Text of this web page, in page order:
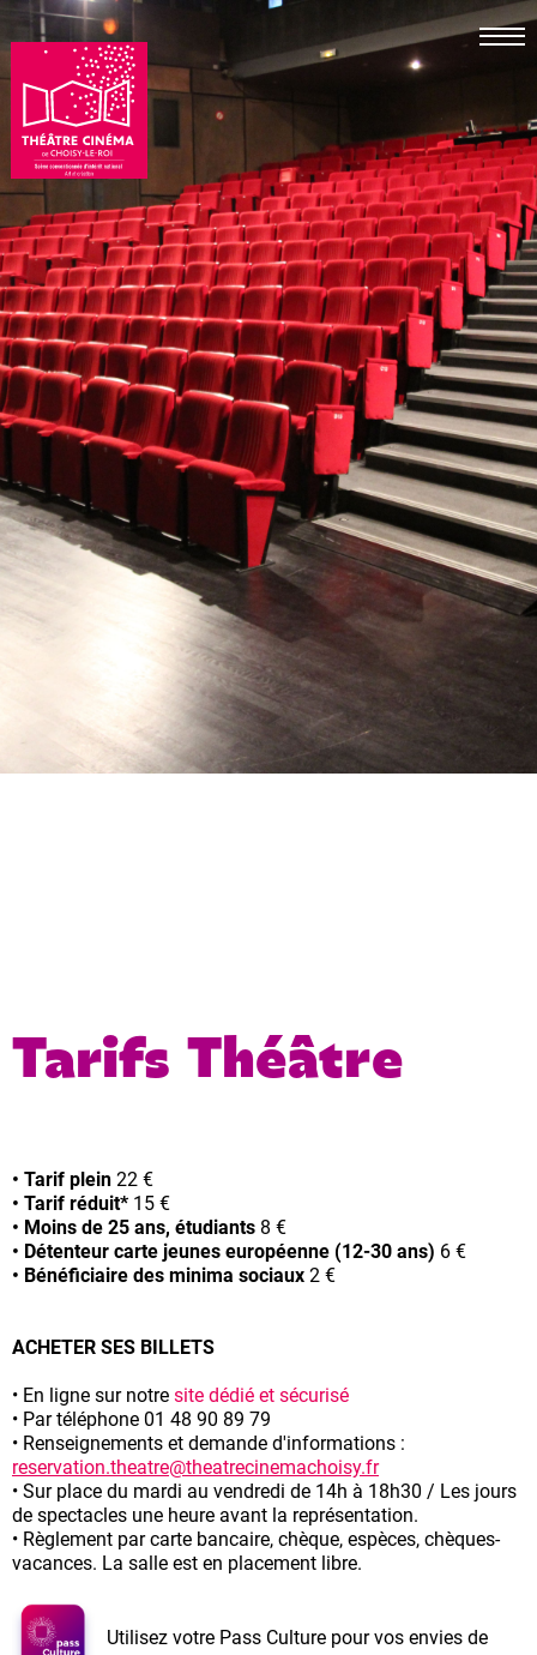
Tarifs Théâtre
• Tarif plein 22 €
• Tarif réduit* 15 €
• Moins de 25 ans, étudiants 8 €
• Détenteur carte jeunes européenne (12-30 ans) 6 €
• Bénéficiaire des minima sociaux 2 €
ACHETER SES BILLETS
• En ligne sur notre site dédié et sécurisé
• Par téléphone 01 48 90 89 79
• Renseignements et demande d'informations :
reservation.theatre@theatrecinemachoisy.fr
• Sur place du mardi au vendredi de 14h à 18h30 / Les jours
de spectacles une heure avant la représentation.
• Règlement par carte bancaire, chèque, espèces, chèques-
vacances. La salle est en placement libre.
Utilisez votre Pass Culture pour vos envies de